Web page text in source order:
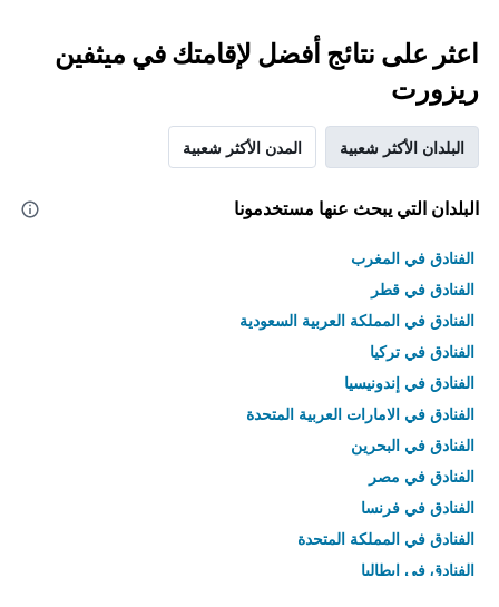
اعثر على نتائج أفضل لإقامتك في ميثفين
ريزورت
البلدان الأكثر شعبية المدن الأكثر شعبية
البلدان التي يبحث عنها مستخدمونا
الفنادق في المغرب
الفنادق في قطر
الفنادق في المملكة العربية السعودية
الفنادق في تركيا
الفنادق في إندونيسيا
الفنادق في الامارات العربية المتحدة
الفنادق في البحرين
الفنادق في مصر
الفنادق في فرنسا
الفنادق في المملكة المتحدة
الفنادق في إيطاليا